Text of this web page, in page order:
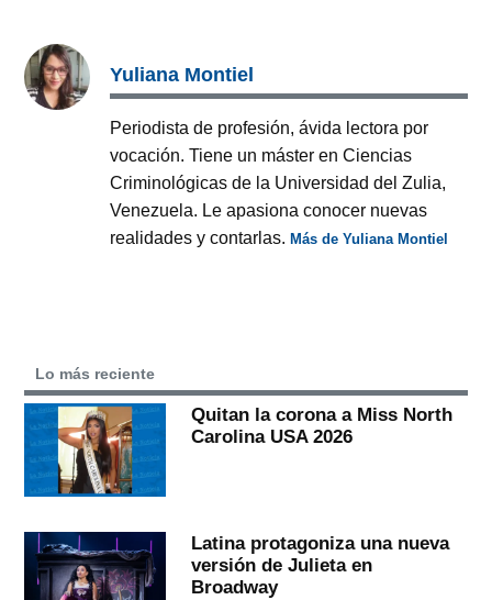
Yuliana Montiel
Periodista de profesión, ávida lectora por
vocación. Tiene un máster en Ciencias
Criminológicas de la Universidad del Zulia,
Venezuela. Le apasiona conocer nuevas
realidades y contarlas.Más de Yuliana Montiel
Lo más reciente
Quitan la corona a Miss North
Carolina USA 2026
Latina protagoniza una nueva
versión de Julieta en
Broadway